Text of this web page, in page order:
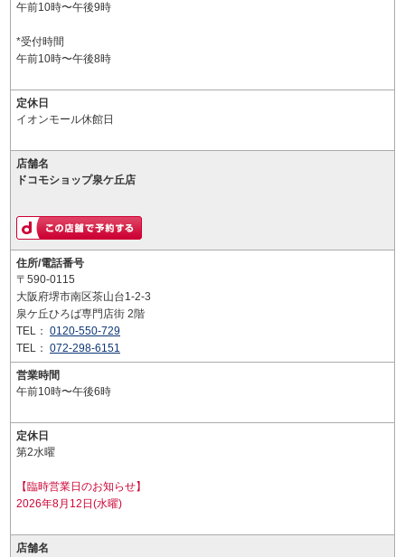
午前10時〜午後9時
*受付時間
午前10時〜午後8時
定休日
イオンモール休館日
店舗名
ドコモショップ泉ケ丘店
住所/電話番号
〒590-0115
大阪府堺市南区茶山台1-2-3
泉ケ丘ひろば専門店街 2階
TEL： 0120-550-729
TEL： 072-298-6151
営業時間
午前10時〜午後6時
定休日
第2水曜
【臨時営業日のお知らせ】
2026年8月12日(水曜)
店舗名